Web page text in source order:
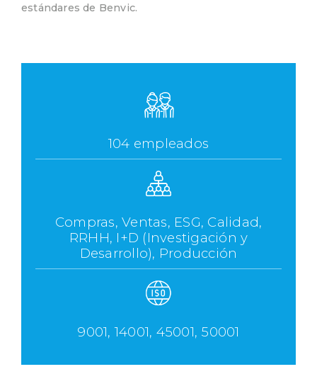
estándares de Benvic.
104 empleados
Compras, Ventas, ESG, Calidad,
RRHH, I+D (Investigación y
Desarrollo), Producción
9001, 14001, 45001, 50001